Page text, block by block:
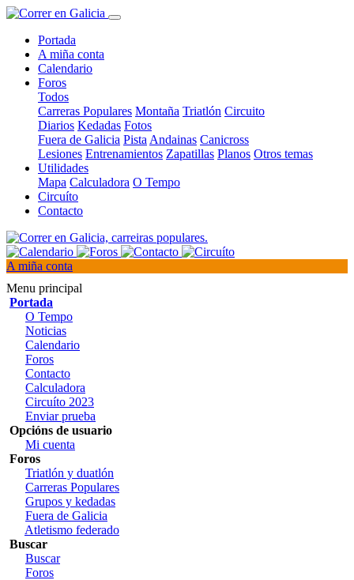
Portada
A miña conta
Calendario
Foros
Todos
Carreras Populares Montaña Triatlón Circuito
Diarios Kedadas Fotos
Fuera de Galicia Pista Andainas Canicross
Lesiones Entrenamientos Zapatillas Planos Otros temas
Utilidades
Mapa Calculadora O Tempo
Circuíto
Contacto
A miña conta
Menu principal
Portada
O Tempo
Noticias
Calendario
Foros
Contacto
Calculadora
Circuíto 2023
Enviar prueba
Opcións de usuario
Mi cuenta
Foros
Triatlón y duatlón
Carreras Populares
Grupos y kedadas
Fuera de Galicia
Atletismo federado
Buscar
Buscar
Foros